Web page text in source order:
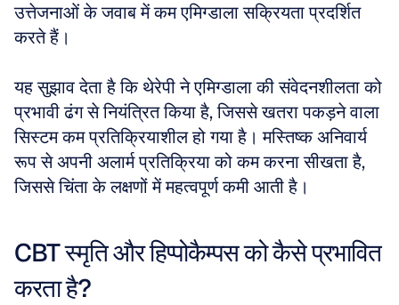
उत्तेजनाओं के जवाब में कम एमिग्डाला सक्रियता प्रदर्शित
करते हैं।
यह सुझाव देता है कि थेरेपी ने एमिग्डाला की संवेदनशीलता को
प्रभावी ढंग से नियंत्रित किया है, जिससे खतरा पकड़ने वाला
सिस्टम कम प्रतिक्रियाशील हो गया है। मस्तिष्क अनिवार्य
रूप से अपनी अलार्म प्रतिक्रिया को कम करना सीखता है,
जिससे चिंता के लक्षणों में महत्वपूर्ण कमी आती है।
CBT स्मृति और हिप्पोकैम्पस को कैसे प्रभावित
करता है?